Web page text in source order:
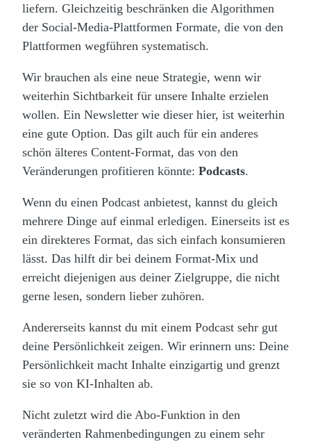
liefern. Gleichzeitig beschränken die Algorithmen
der Social-Media-Plattformen Formate, die von den
Plattformen wegführen systematisch.
Wir brauchen als eine neue Strategie, wenn wir
weiterhin Sichtbarkeit für unsere Inhalte erzielen
wollen. Ein Newsletter wie dieser hier, ist weiterhin
eine gute Option. Das gilt auch für ein anderes
schön älteres Content-Format, das von den
Veränderungen profitieren könnte: Podcasts.
Wenn du einen Podcast anbietest, kannst du gleich
mehrere Dinge auf einmal erledigen. Einerseits ist es
ein direkteres Format, das sich einfach konsumieren
lässt. Das hilft dir bei deinem Format-Mix und
erreicht diejenigen aus deiner Zielgruppe, die nicht
gerne lesen, sondern lieber zuhören.
Andererseits kannst du mit einem Podcast sehr gut
deine Persönlichkeit zeigen. Wir erinnern uns: Deine
Persönlichkeit macht Inhalte einzigartig und grenzt
sie so von KI-Inhalten ab.
Nicht zuletzt wird die Abo-Funktion in den
veränderten Rahmenbedingungen zu einem sehr